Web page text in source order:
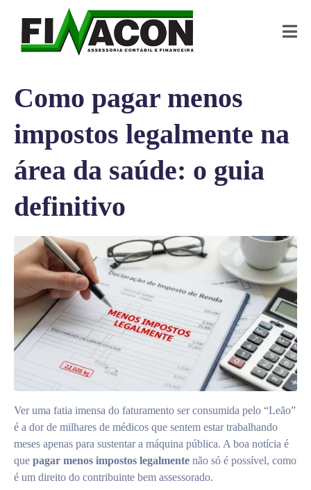
Como pagar menos
impostos legalmente na
área da saúde: o guia
definitivo
Ver uma fatia imensa do faturamento ser consumida pelo “Leão”
é a dor de milhares de médicos que sentem estar trabalhando
meses apenas para sustentar a máquina pública. A boa notícia é
que pagar menos impostos legalmente não só é possível, como
é um direito do contribuinte bem assessorado.